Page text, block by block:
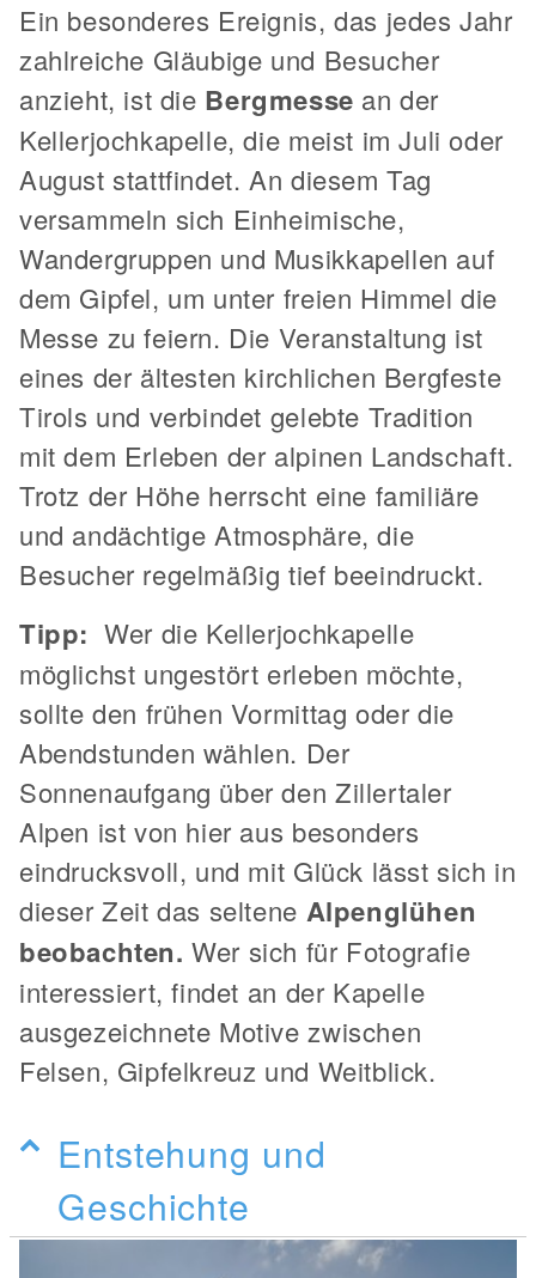
Ein besonderes Ereignis, das jedes Jahr
zahlreiche Gläubige und Besucher
anzieht, ist die Bergmesse an der
Kellerjochkapelle, die meist im Juli oder
August stattfindet. An diesem Tag
versammeln sich Einheimische,
Wandergruppen und Musikkapellen auf
dem Gipfel, um unter freien Himmel die
Messe zu feiern. Die Veranstaltung ist
eines der ältesten kirchlichen Bergfeste
Tirols und verbindet gelebte Tradition
mit dem Erleben der alpinen Landschaft.
Trotz der Höhe herrscht eine familiäre
und andächtige Atmosphäre, die
Besucher regelmäßig tief beeindruckt.
Tipp: Wer die Kellerjochkapelle
möglichst ungestört erleben möchte,
sollte den frühen Vormittag oder die
Abendstunden wählen. Der
Sonnenaufgang über den Zillertaler
Alpen ist von hier aus besonders
eindrucksvoll, und mit Glück lässt sich in
dieser Zeit das seltene Alpenglühen
beobachten. Wer sich für Fotografie
interessiert, findet an der Kapelle
ausgezeichnete Motive zwischen
Felsen, Gipfelkreuz und Weitblick.
Entstehung und
Geschichte